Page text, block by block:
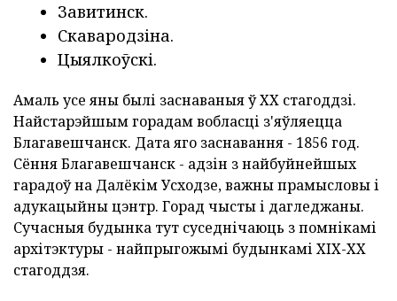
Завитинск.
Скавародзіна.
Цыялкоўскі.
Амаль усе яны былі заснаваныя ў ХХ стагоддзі.
Найстарэйшым горадам вобласці з'яўляецца
Благавешчанск. Дата яго заснавання - 1856 год.
Сёння Благавешчанск - адзін з найбуйнейшых
гарадоў на Далёкім Усходзе, важны прамысловы і
адукацыйны цэнтр. Горад чысты і дагледжаны.
Сучасныя будынка тут суседнічаюць з помнікамі
архітэктуры - найпрыгожымі будынкамі XIX-XX
стагоддзя.